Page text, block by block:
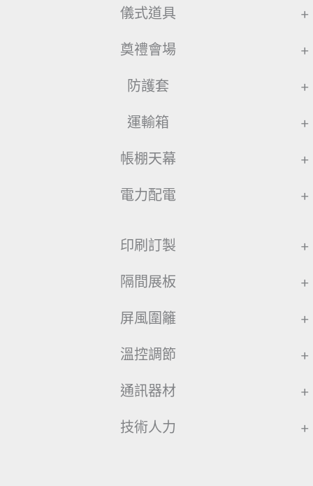
儀式道具 +
奠禮會場 +
防護套 +
運輸箱 +
帳棚天幕 +
電力配電 +
印刷訂製 +
隔間展板 +
屏風圍籬 +
溫控調節 +
通訊器材 +
技術人力 +